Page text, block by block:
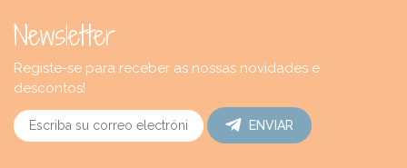
Newsletter
Registe-se para receber as nossas novidades e
descontos!
ENVIAR